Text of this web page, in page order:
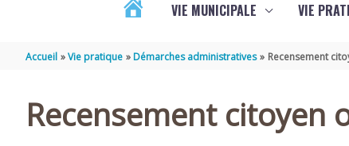
VIE MUNICIPALE VIE
Accueil Vie pratique Démarches administratives Recensement
Recensement citoyen